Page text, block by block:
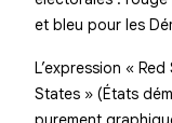
et bleu pour les
L’expression «
States » (États